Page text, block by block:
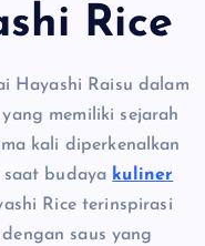
Rice
Hayashi Raisu dalam
memiliki sejarah
kali diperkenalkan
budaya kuliner
Rice terinspirasi
saus yang